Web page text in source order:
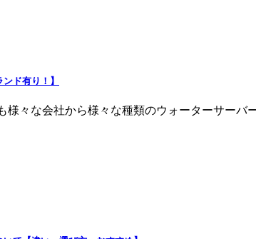
ド有り！】
々な会社から様々な種類のウォーターサー